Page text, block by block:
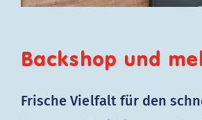
Backshop und
Frische Vielfalt für den